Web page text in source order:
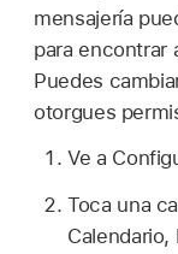
mensajería
para encontrar
Puedes
otorgues
Ve a
Toca una